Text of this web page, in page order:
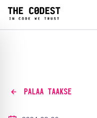
PALAA TAAKSE